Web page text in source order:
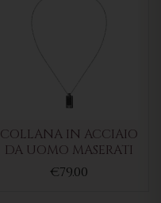
COLLANA IN ACCIAIO
DA UOMO MASERATI
€79.00